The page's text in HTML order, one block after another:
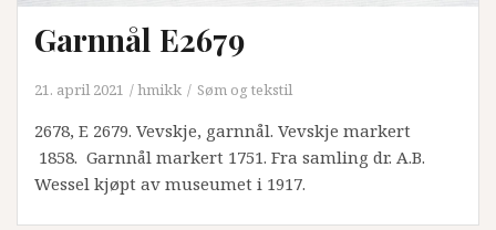
Garnnål E2679
21. april 2021 hmikk Søm og tekstil
2678, E 2679. Vevskje, garnnål. Vevskje markert
1858. Garnnål markert 1751. Fra samling dr. A.B.
Wessel kjøpt av museumet i 1917.